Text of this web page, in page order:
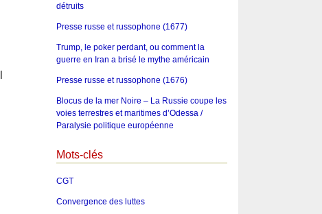
détruits
Presse russe et russophone (1677)
Trump, le poker perdant, ou comment la
guerre en Iran a brisé le mythe américain
Presse russe et russophone (1676)
Blocus de la mer Noire – La Russie coupe les
voies terrestres et maritimes d’Odessa /
Paralysie politique européenne
Mots-clés
CGT
Convergence des luttes